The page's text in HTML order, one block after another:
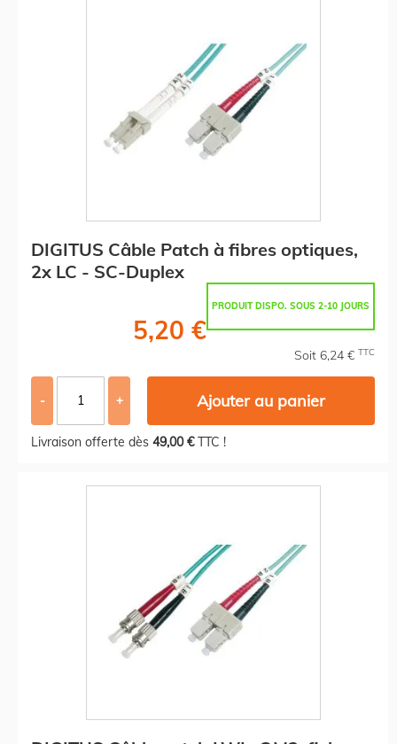
DIGITUS Câble Patch à fibres optiques,
2x LC - SC-Duplex
PRODUIT DISPO. SOUS 2-10 JOURS
5,20 €
Soit 6,24 € TTC
- + Ajouter au panier
Livraison offerte dès 49,00 €TTC !